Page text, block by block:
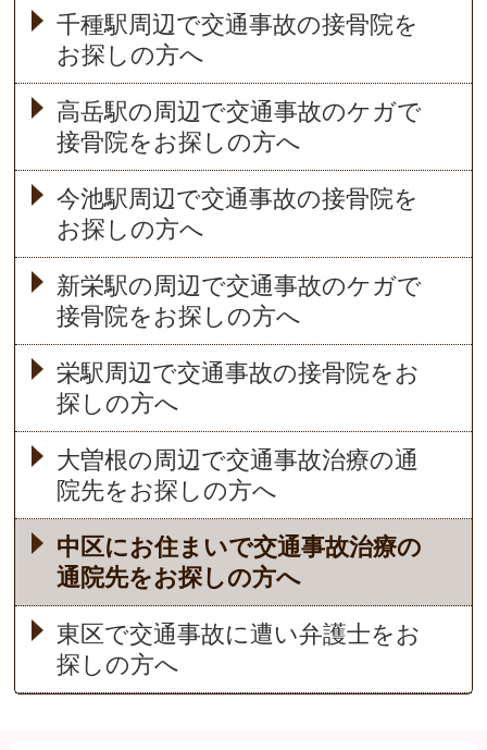
千種駅周辺で交通事故の接骨院を
お探しの方へ
高岳駅の周辺で交通事故のケガで
接骨院をお探しの方へ
今池駅周辺で交通事故の接骨院を
お探しの方へ
新栄駅の周辺で交通事故のケガで
接骨院をお探しの方へ
栄駅周辺で交通事故の接骨院をお
探しの方へ
大曽根の周辺で交通事故治療の通
院先をお探しの方へ
中区にお住まいで交通事故治療の
通院先をお探しの方へ
東区で交通事故に遭い弁護士をお
探しの方へ